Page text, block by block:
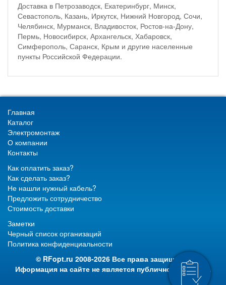
Доставка в Петрозаводск, Екатеринбург, Минск,
Севастополь, Казань, Иркутск, Нижний Новгород, Сочи,
Челябинск, Мурманск, Владивосток, Ростов-на-Дону,
Пермь, Новосибирск, Архангельск, Хабаровск,
Симферополь, Саранск, Крым и другие населенные
пункты Российской Федерации.
Главная
Каталог
Электромонтаж
О компании
Контакты
Как оплатить заказ?
Как сделать заказ?
Не нашли нужный кабель?
Предложить сотрудничество
Стоимость доставки
Заметки
Черный список организаций
Политика конфиденциальности
© RFopt.ru 2008-2026 Все права защищены.
Иформация на сайте не является публичной офертой.